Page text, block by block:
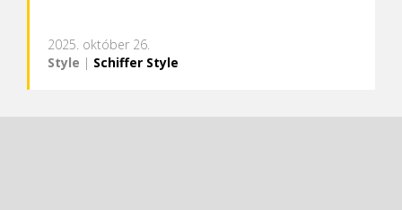
2025. október 26.
Style | Schiffer Style